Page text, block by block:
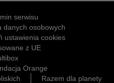
serwisu
danych osobowych
ustawienia cookies
z UE
Orange
Razem dla planety